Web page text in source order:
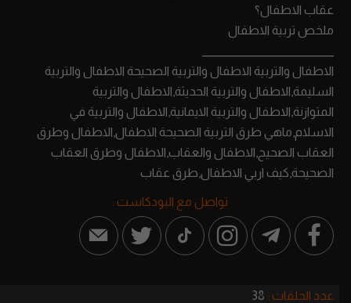
عقاب الاطفال؟
ملخص تربية الاطفال
الاطفال والتربية الاطفال والتربية الصحيحة الاطفال والتربية
السليمة,الاطفال والتربية الحديثة,الاطفال والتربية
المتوازنة,الاطفال والتربية الايمانية,الاطفال والتربية في
الاسلام,ماهي طرق التربية الصحيحة الاطفال,الاطفال وطرق
العقاب الصحيح,الاطفال والعقاب,الاطفال وطرق العقاب
الصحيحة,كيف اربي الاطفال,طرق عقاب
تواصل مع البودكاست :
عدد الحلقات : 38